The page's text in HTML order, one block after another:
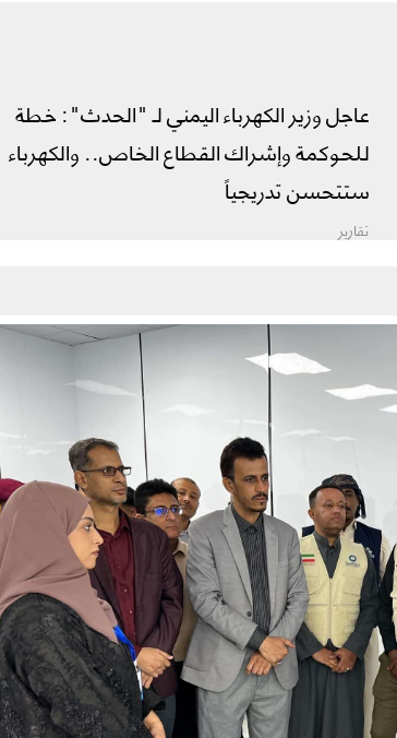
عاجل وزير الكهرباء اليمني لـ "الحدث": خطة
للحوكمة وإشراك القطاع الخاص.. والكهرباء
ستتحسن تدريجياً
تقارير